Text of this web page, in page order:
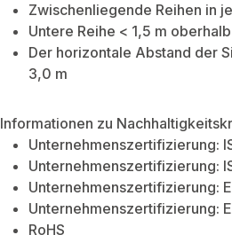
Zwischenliegende Reihen in
Untere Reihe < 1,5 m
Der horizontale Abstand der
3,0 m
Informationen zu
Unternehmenszertifizierung:
Unternehmenszertifizierung:
Unternehmenszertifizierung:
Unternehmenszertifizierung:
RoHS